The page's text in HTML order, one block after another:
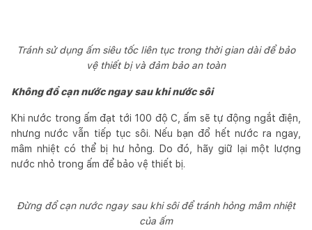
Tránh sử dụng ấm siêu tốc liên tục trong thời gian dài để bảo
vệ thiết bị và đảm bảo an toàn
Không đổ cạn nước ngay sau khi nước sôi
Khi nước trong ấm đạt tới 100 độ C, ấm sẽ tự động ngắt điện,
nhưng nước vẫn tiếp tục sôi. Nếu bạn đổ hết nước ra ngay,
mâm nhiệt có thể bị hư hỏng. Do đó, hãy giữ lại một lượng
nước nhỏ trong ấm để bảo vệ thiết bị.
Đừng đổ cạn nước ngay sau khi sôi để tránh hỏng mâm nhiệt
của ấm